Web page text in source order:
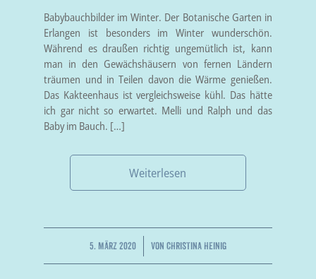
Babybauchbilder im Winter. Der Botanische Garten in
Erlangen ist besonders im Winter wunderschön.
Während es draußen richtig ungemütlich ist, kann
man in den Gewächshäusern von fernen Ländern
träumen und in Teilen davon die Wärme genießen.
Das Kakteenhaus ist vergleichsweise kühl. Das hätte
ich gar nicht so erwartet. Melli und Ralph und das
Baby im Bauch. […]
Weiterlesen
5. MÄRZ 2020
/ VON CHRISTINA HEINIG